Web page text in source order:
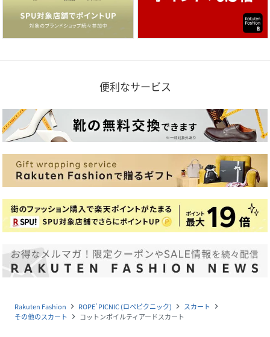
便利なサービス
Rakuten Fashion navigate_next ROPE' PICNIC (ロペピクニック) navigate_next スカート navigate_next
その他のスカート navigate_next コットンボイルティアードスカート